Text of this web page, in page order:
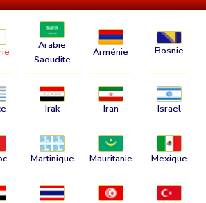
Arabie
Saoudite
Arménie Bosnie
Irak Iran Israel
Martinique Mauritanie Mexique